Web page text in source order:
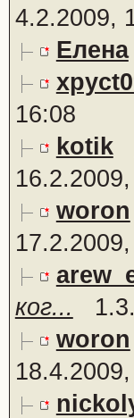
4.2.2009,
Елена
16:08
kotik
woron
ког...
woron